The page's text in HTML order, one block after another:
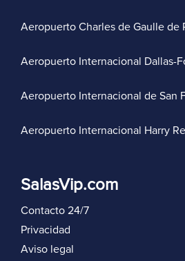
Aeropuerto Charles de Gaulle de
Aeropuerto Internacional Dallas-
Aeropuerto Internacional de San
Aeropuerto Internacional Harry
SalasVip.com
Contacto 24/7
Privacidad
Aviso legal